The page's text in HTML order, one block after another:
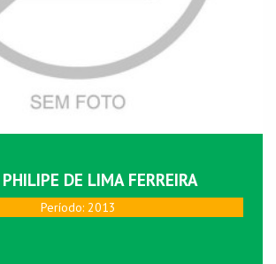
DE LIMA FERREIRA
Perí­odo: 2013